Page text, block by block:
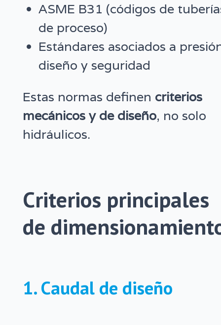
ASME B31 (códigos de
de proceso)
Estándares asociados a
diseño y seguridad
Estas normas definen criterios
mecánicos y de diseño, no solo
hidráulicos.
Criterios principales
de
1. Caudal de diseño